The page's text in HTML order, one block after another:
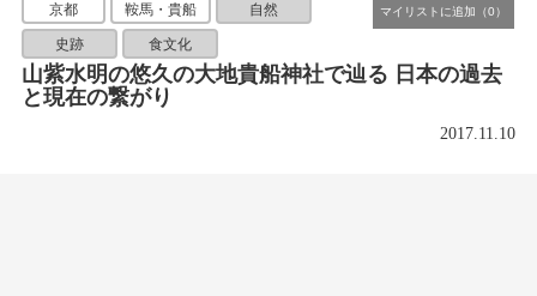
京都 鞍馬・貴船 自然
史跡 食文化
山紫水明の悠久の大地貴船神社で辿る 日本の過去
と現在の繋がり
2017.11.10